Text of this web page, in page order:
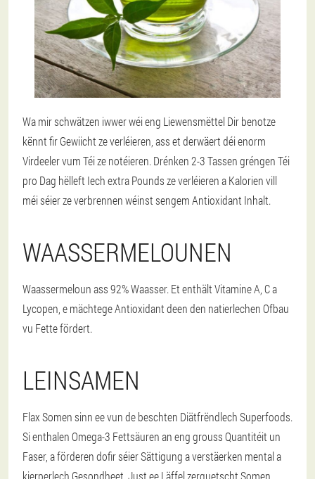
Wa mir schwätzen iwwer wéi eng Liewensmëttel Dir benotze
kënnt fir Gewiicht ze verléieren, ass et derwäert déi enorm
Virdeeler vum Téi ze notéieren. Drénken 2-3 Tassen gréngen Téi
pro Dag hëlleft Iech extra Pounds ze verléieren a Kalorien vill
méi séier ze verbrennen wéinst sengem Antioxidant Inhalt.
WAASSERMELOUNEN
Waassermeloun ass 92% Waasser. Et enthält Vitamine A, C a
Lycopen, e mächtege Antioxidant deen den natierlechen Ofbau
vu Fette fördert.
LEINSAMEN
Flax Somen sinn ee vun de beschten Diätfrëndlech Superfoods.
Si enthalen Omega-3 Fettsäuren an eng grouss Quantitéit un
Faser, a förderen dofir séier Sättigung a verstäerken mental a
kierperlech Gesondheet. Just ee Läffel zerquetscht Somen